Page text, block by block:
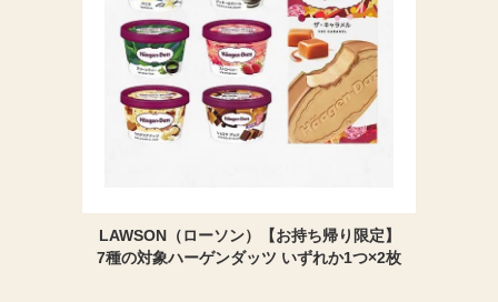
LAWSON（ローソン）【お持ち帰り限定】
7種の対象ハーゲンダッツ いずれか1つ×2枚